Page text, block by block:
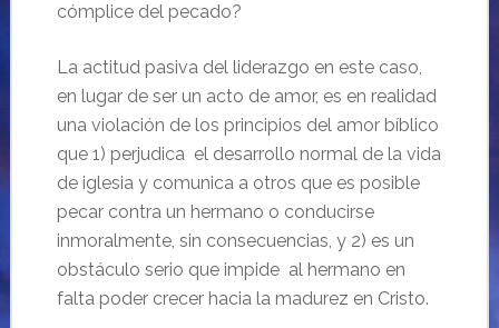
cómplice del pecado?
La actitud pasiva del liderazgo en este caso,
en lugar de ser un acto de amor, es en realidad
una violación de los principios del amor bíblico
que 1) perjudica el desarrollo normal de la vida
de iglesia y comunica a otros que es posible
pecar contra un hermano o conducirse
inmoralmente, sin consecuencias, y 2) es un
obstáculo serio que impide al hermano en
falta poder crecer hacia la madurez en Cristo.